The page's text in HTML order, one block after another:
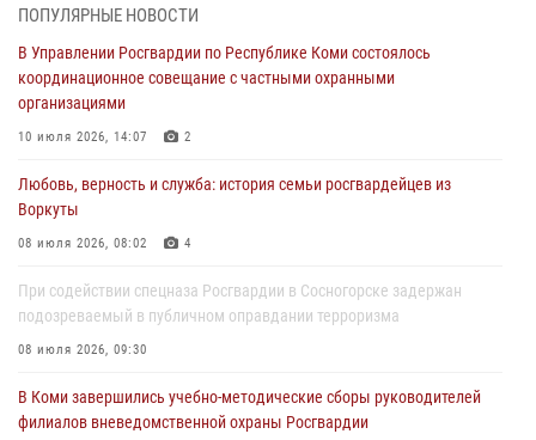
Росгвардии по Республике Коми лично проверил ДОЛ «Орленок»
31 июля 2026, 06:57 8
В Усинске росгвардейцы оперативно отработали план «Квартал»
30 июля 2026, 13:53
В Санкт-Петербурге прошел окружной этап ежегодного
Всероссийского конкурса профессионального мастерства среди
сотрудников вневедомственной охраны Росгвардии
В Сыктывкаре росгвардейцы приняли участие в молебне в рамках
Дня Крещения Руси и Дня святого равноапостольного князя
28 июля 2026, 13:32 8
ПОПУЛЯРНЫЕ НОВОСТИ
В Управлении Росгвардии по Республике Коми состоялось
координационное совещание с частными охранными
организациями
10 июля 2026, 14:07 2
Любовь, верность и служба: история семьи росгвардейцев из
Воркуты
08 июля 2026, 08:02 4
При содействии спецназа Росгвардии в Сосногорске задержан
подозреваемый в публичном оправдании терроризма
08 июля 2026, 09:30
В Коми завершились учебно-методические сборы руководителей
филиалов вневедомственной охраны Росгвардии